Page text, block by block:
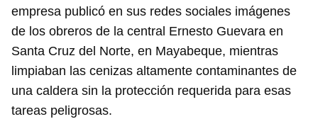
empresa publicó en sus redes sociales imágenes
de los obreros de la central Ernesto Guevara en
Santa Cruz del Norte, en Mayabeque, mientras
limpiaban las cenizas altamente contaminantes de
una caldera sin la protección requerida para esas
tareas peligrosas.